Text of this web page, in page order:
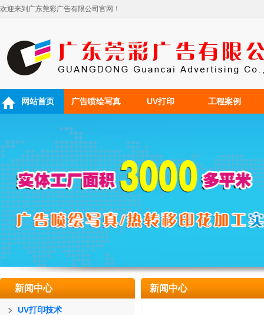
欢迎来到广东莞彩广告有限公司官网！
网站首页 广告喷绘写真 UV打印 工程案例
新闻中心
UV打印技术
新闻中心